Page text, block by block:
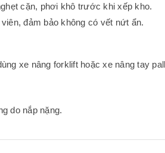
cặn, phơi khô trước khi xếp kho.
đảm bảo không có vết nứt ẩn.
xe nâng forklift hoặc xe nâng tay
do nắp nặng.